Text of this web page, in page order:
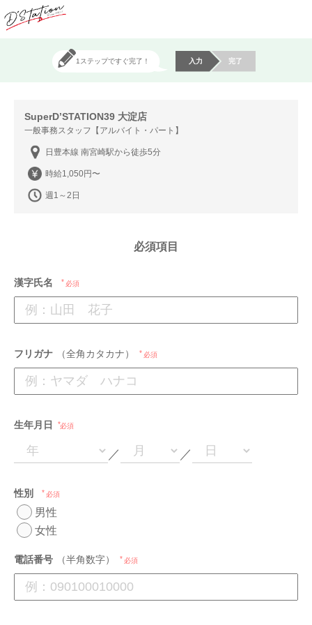
1ステップですぐ完了！ 入力 完了
SuperD’STATION39 大淀店
一般事務スタッフ【アルバイト・パート】
日豊本線 南宮崎駅から徒歩5分
時給1,050円〜
週1～2日
必須項目
漢字氏名 必須
フリガナ （全角カタカナ） 必須
生年月日 必須
／ ／
性別 必須
男性
女性
電話番号 （半角数字） 必須